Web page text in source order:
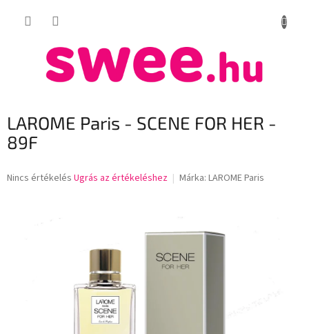
KOSÁR
LAROME Paris - SCENE FOR HER -
89F
A
Nincs értékelés Ugrás az értékeléshez Márka: LAROME Paris